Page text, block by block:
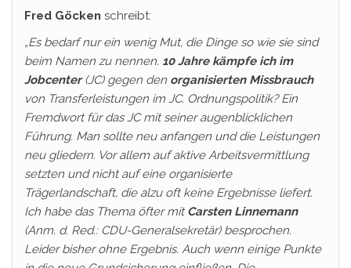
Fred Göcken schreibt:
„Es bedarf nur ein wenig Mut, die Dinge so wie sie sind
beim Namen zu nennen. 10 Jahre kämpfe ich im
Jobcenter(JC) gegen den organisierten Missbrauch
von Transferleistungen im JC. Ordnungspolitik? Ein
Fremdwort für das JC mit seiner augenblicklichen
Führung. Man sollte neu anfangen und die Leistungen
neu gliedern. Vor allem auf aktive Arbeitsvermittlung
setzten und nicht auf eine organisierte
Trägerlandschaft, die alzu oft keine Ergebnisse liefert.
Ich habe das Thema öfter mit Carsten Linnemann
(Anm. d. Red.: CDU-Generalsekretär) besprochen.
Leider bisher ohne Ergebnis. Auch wenn einige Punkte